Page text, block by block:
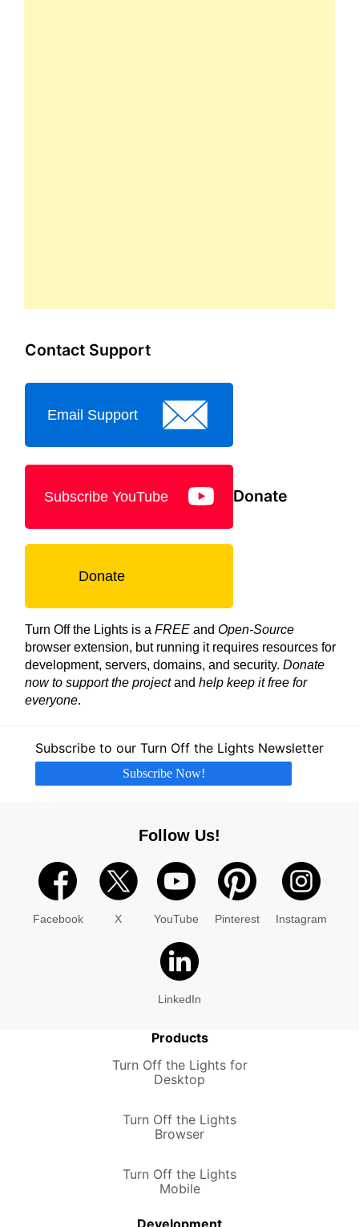
Contact Support
Email Support
Subscribe YouTube Donate
Donate
Turn Off the Lights is a FREE and Open-Source
browser extension, but running it requires resources for
development, servers, domains, and security. Donate
now to support the projectand help keep it free for
everyone.
Subscribe to our Turn Off the Lights Newsletter
Subscribe Now!
Follow Us!
Facebook X YouTube Pinterest Instagram
LinkedIn
Products
Turn Off the Lights for
Desktop
Turn Off the Lights
Browser
Turn Off the Lights
Mobile
Development